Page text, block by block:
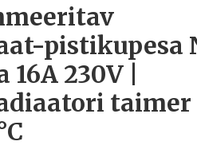
pistikupesa
230V |
taimer